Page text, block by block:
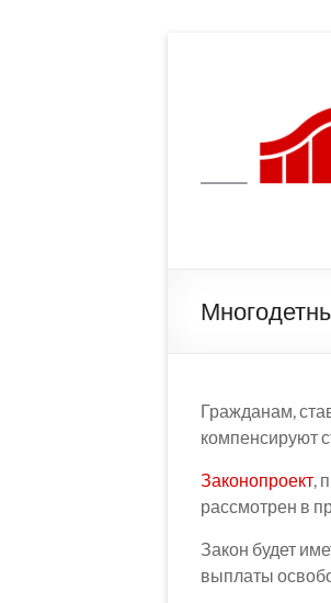
Гражданам,
компенсируют
Законопроект,
рассмотрен в
Закон будет
выплаты